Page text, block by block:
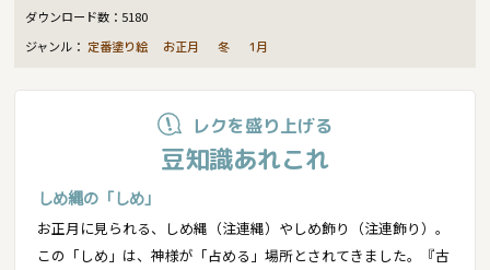
ダウンロード数： 5180
ジャンル： 定番塗り絵 お正月 冬 1月
レクを盛り上げる
豆知識あれこれ
しめ縄の「しめ」
お正月に見られる、しめ縄（注連縄）やしめ飾り（注連飾り）。
この「しめ」は、神様が「占める」場所とされてきました。『古